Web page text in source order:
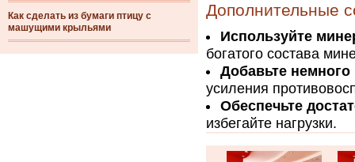
Как сделать из бумаги птицу с
машущими крыльями
Дополнительные
Используйте
богатого состава
Добавьте
усиления
Обеспечьте
избегайте нагрузки.